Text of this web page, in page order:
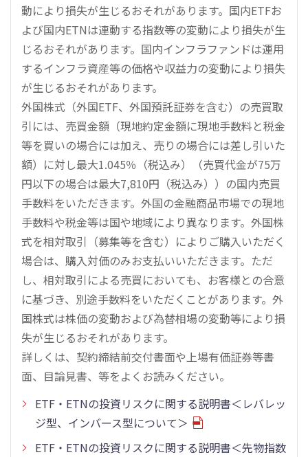
動により損失が生じるおそれがあります。国内ETFお
よび国内ETNは連動する指数等の変動により損失が生
じるおそれがあります。国内インフラファンドは運用
するインフラ資産等の価格や収益力の変動により損失
が生じるおそれがあります。
外国株式（外国ETF、外国預託証券を含む）の売買取
引には、売買金額（現地約定金額に現地手数料と税金
等を買いの場合には加え、売りの場合には差し引いた
額）に対し最大1.045％（税込み）（売買代金が75万
円以下の場合は最大7,810円（税込み））の国内売買
手数料をいただきます。外国の金融商品市場での現地
手数料や税金等は国や地域により異なります。外国株
式を相対取引（募集等を含む）によりご購入いただく
場合は、購入対価のみお支払いいただきます。ただ
し、相対取引による売買においても、お客様との合意
に基づき、別途手数料をいただくことがあります。外
国株式は株価の変動および為替相場の変動等により損
失が生じるおそれがあります。
詳しくは、契約締結前交付書面や上場有価証券等書
面、目論見書、等をよくお読みください。
ETF・ETNの投資リスクに関する説明書＜レバレッ
ジ型、インバース型について＞
ETF・ETNの投資リスクに関する説明書＜先物指数